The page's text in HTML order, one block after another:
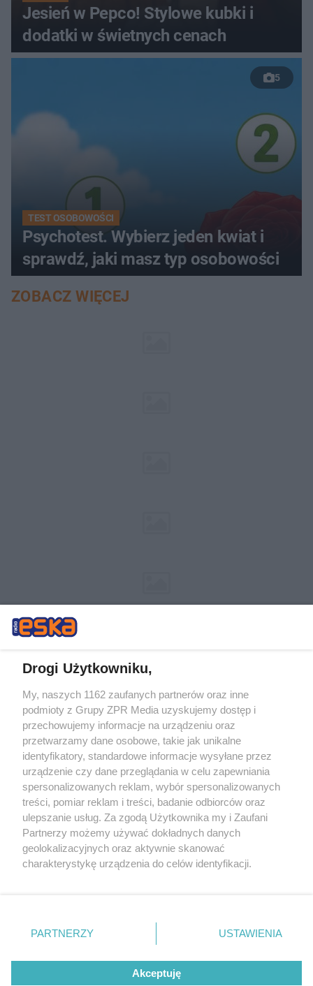
Jesień w Pepco! Stylowe kubki i
dodatki w świetnych cenach
5
TEST OSOBOWOŚCI
Psychotest. Wybierz jeden kwiat i
sprawdź, jaki masz typ osobowości
ZOBACZ WIĘCEJ
Żaden utwór zamieszczony w serwisie nie może być powielany i
rozpowszechniany lub dalej rozpowszechniany w jakikolwiek sposób (w
tym także elektroniczny lub mechaniczny) na jakimkolwiek polu
eksploatacji w jakiejkolwiek formie, włącznie z umieszczaniem w
Internecie bez pisemnej zgody właściciela praw. Jakiekolwiek użycie lub
wykorzystanie utworów w całości lub w części z naruszeniem prawa,
tzn. bez właściwej zgody, jest zabronione pod groźbą kary i może być
ścigane prawnie.
© 2026 Grupa ZPR Media
Drogi Użytkowniku,
My, naszych 1162 zaufanych partnerów oraz inne
podmioty z Grupy ZPR Media uzyskujemy dostęp i
przechowujemy informacje na urządzeniu oraz
przetwarzamy dane osobowe, takie jak unikalne
identyfikatory, standardowe informacje wysyłane przez
urządzenie czy dane przeglądania w celu zapewniania
spersonalizowanych reklam, wybór spersonalizowanych
treści, pomiar reklam i treści, badanie odbiorców oraz
ulepszanie usług. Za zgodą Użytkownika my i Zaufani
Partnerzy możemy używać dokładnych danych
geolokalizacyjnych oraz aktywnie skanować
charakterystykę urządzenia do celów identyfikacji.
zmienić/wycofać klikając przycisk ustawień prywatności
znajdujący się w lewym dolnym rogu strony
rodzaje przetwarzania danych nie wymagają zgody
użytkownika, ale masz prawo sprzeciwić się takiemu
PARTNERZY USTAWIENIA
Akceptuję